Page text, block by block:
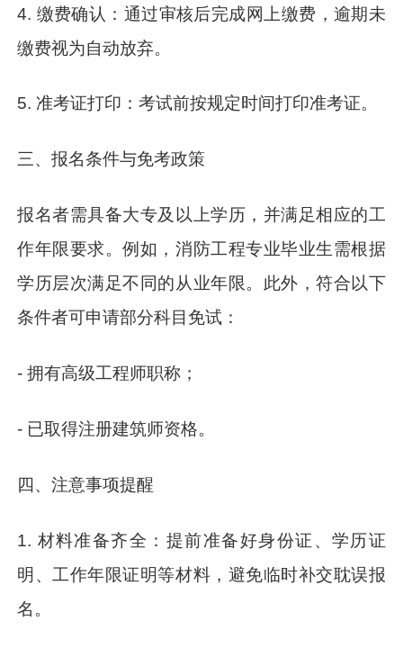
4. 缴费确认：通过审核后完成网上缴费，逾期未
缴费视为自动放弃。
5. 准考证打印：考试前按规定时间打印准考证。
三、报名条件与免考政策
报名者需具备大专及以上学历，并满足相应的工
作年限要求。例如，消防工程专业毕业生需根据
学历层次满足不同的从业年限。此外，符合以下
条件者可申请部分科目免试：
- 拥有高级工程师职称；
- 已取得注册建筑师资格。
四、注意事项提醒
1. 材料准备齐全：提前准备好身份证、学历证
明、工作年限证明等材料，避免临时补交耽误报
名。